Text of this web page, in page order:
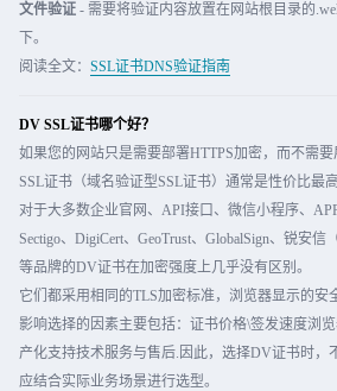
文件验证 - 需要将验证内容放置在网站根目录的
下。
阅读全文： SSL证书DNS验证指南
DV SSL证书哪个好？
如果您的网站只是需要部署HTTPS加密，而不需
SSL证书（域名验证型SSL证书）通常是性价比最高
对于大多数企业官网、API接口、微信小程序、
Sectigo、DigiCert、GeoTrust、GlobalSign、锐安信
等品牌的DV证书在加密强度上几乎没有区别。
它们都采用相同的TLS加密标准，浏览器显示的安
影响选择的因素主要包括：证书价格\签发速度浏
产化支持技术服务与售后.因此，选择DV证书时，
应结合实际业务场景进行选型。